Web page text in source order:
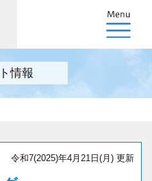
情報
令和7(2025)年4月21日(月) 更新